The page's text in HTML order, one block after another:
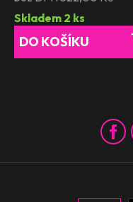
Skladem 2 ks
DO KOŠÍKU